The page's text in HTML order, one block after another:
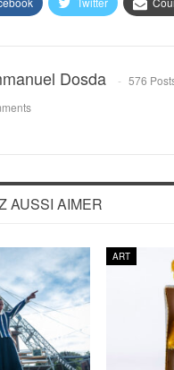
Dosda 576
AUSSI AIMER
ART